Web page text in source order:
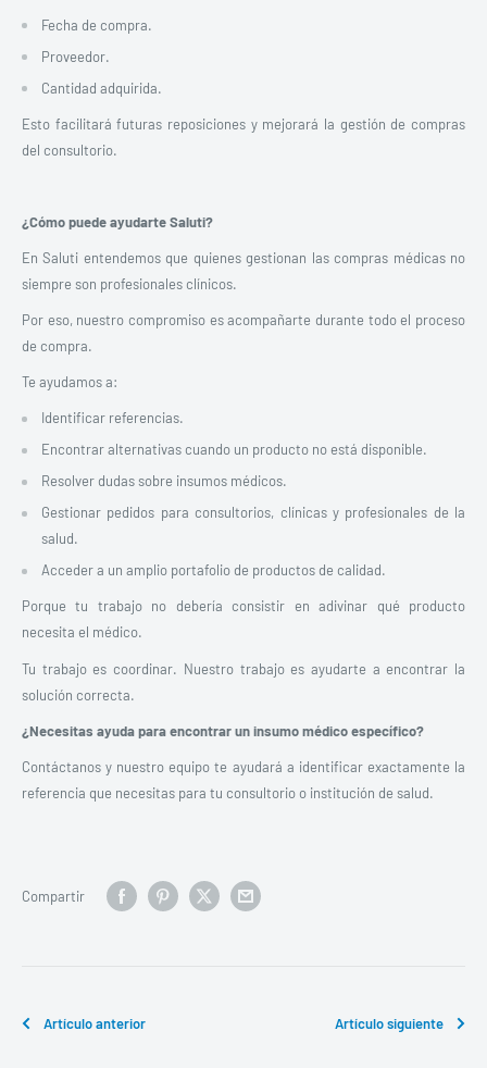
Fecha de compra.
Proveedor.
Cantidad adquirida.
Esto facilitará futuras reposiciones y mejorará la gestión de compras
del consultorio.
¿Cómo puede ayudarte Saluti?
En Saluti entendemos que quienes gestionan las compras médicas no
siempre son profesionales clínicos.
Por eso, nuestro compromiso es acompañarte durante todo el proceso
de compra.
Te ayudamos a:
Identificar referencias.
Encontrar alternativas cuando un producto no está disponible.
Resolver dudas sobre insumos médicos.
Gestionar pedidos para consultorios, clínicas y profesionales de la
salud.
Acceder a un amplio portafolio de productos de calidad.
Porque tu trabajo no debería consistir en adivinar qué producto
necesita el médico.
Tu trabajo es coordinar. Nuestro trabajo es ayudarte a encontrar la
solución correcta.
¿Necesitas ayuda para encontrar un insumo médico específico?
Contáctanos y nuestro equipo te ayudará a identificar exactamente la
referencia que necesitas para tu consultorio o institución de salud.
Compartir
Artículo anterior Artículo siguiente